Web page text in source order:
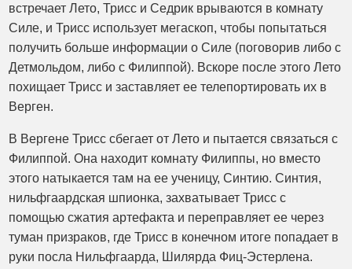
встречает Лето, Трисс и Седрик врываются в комнату
Силе, и Трисс использует мегаскоп, чтобы попытаться
получить больше информации о Силе (поговорив либо с
Детмольдом, либо с Филиппой). Вскоре после этого Лето
похищает Трисс и заставляет ее телепортировать их в
Верген.
В Вергене Трисс сбегает от Лето и пытается связаться с
Филиппой. Она находит комнату Филиппы, но вместо
этого натыкается там на ее ученицу, Синтию. Синтия,
нильфгаардская шпионка, захватывает Трисс с
помощью сжатия артефакта и переправляет ее через
туман призраков, где Трисс в конечном итоге попадает в
руки посла Нильфгаарда, Шилярда Фиц-Эстерлена.